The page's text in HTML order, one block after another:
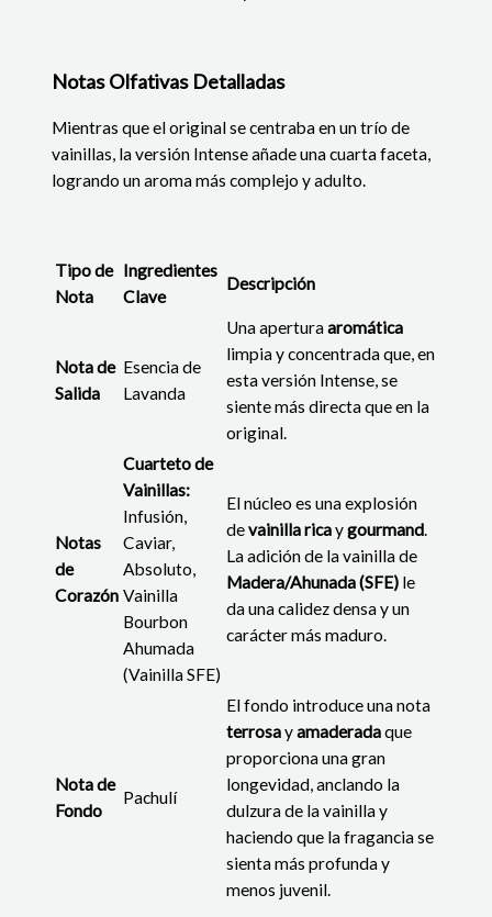
Notas Olfativas Detalladas
Mientras que el original se centraba en un trío de
vainillas, la versión Intense añade una cuarta faceta,
logrando un aroma más complejo y adulto.
Tipo de
Nota
Ingredientes
Clave
Descripción
Nota de
Salida
Esencia de
Lavanda
Una aperturaaromática
limpia y concentrada que, en
esta versión Intense, se
siente más directa que en la
original.
Notas
de
Corazón
Cuarteto de
Vainillas:
Infusión,
Caviar,
Absoluto,
Vainilla
Bourbon
Ahumada
(Vainilla SFE)
El núcleo es una explosión
devainilla ricaygourmand.
La adición de la vainilla de
Madera/Ahunada (SFE) le
da una calidez densa y un
carácter más maduro.
Nota de
Fondo
Pachulí
El fondo introduce una nota
terrosayamaderadaque
proporciona una gran
longevidad, anclando la
dulzura de la vainilla y
haciendo que la fragancia se
sienta más profunda y
menos juvenil.